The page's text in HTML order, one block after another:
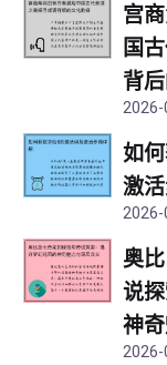
宫
国
背
2026-
如
激
2026-
奥
说
神
2026-